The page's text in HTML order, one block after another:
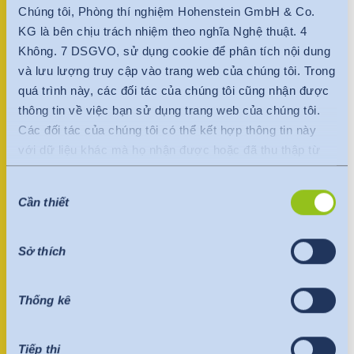
Chúng tôi, Phòng thí nghiệm Hohenstein GmbH & Co.
KG là bên chịu trách nhiệm theo nghĩa Nghệ thuật. 4
Không. 7 DSGVO, sử dụng cookie để phân tích nội dung
và lưu lượng truy cập vào trang web của chúng tôi. Trong
quá trình này, các đối tác của chúng tôi cũng nhận được
thông tin về việc bạn sử dụng trang web của chúng tôi.
Các đối tác của chúng tôi có thể kết hợp thông tin này
với dữ liệu khác mà họ nhận được hoặc đã thu thập từ
bạn một cách độc lập với trang web của chúng tôi.
Dữ liệu được chuyển đến nước thứ ba hoặc một tổ chức
quốc tế. Quyết định thỏa đáng của Ủy ban EU được tính
ba an toàn hoặc một tổ chức quốc tế an toàn cung cấp
Những điều sau đây áp dụng cho việc truyền dữ liệu đến
Hoa Kỳ: Kể từ tháng 7 năm 2023, đã có quyết định thỏa
xác định Hoa Kỳ là quốc gia thứ ba có mức độ bảo vệ dữ
chọn
Cần thiết
Sở thích
Thống kê
Tiếp thị
English
Việt Nam
Tiếng Việt
Indonesia
bahasa Indonesia
English
Việt Nam
Tiếng Việt
Indonesia
bahasa Indonesia
中国
La Libertad
En-xan-va-đoa
+503 7744 8251
elsalvador@hohenstein.com
www.hohenstein.lat
Người liên lạc